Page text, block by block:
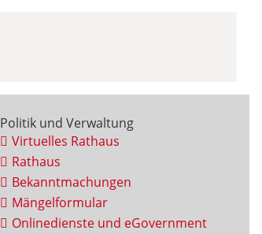
Politik und Verwaltung
Virtuelles Rathaus
Rathaus
Bekanntmachungen
Mängelformular
Onlinedienste und eGovernment